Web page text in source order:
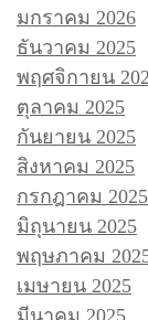
มกราคม 2026
ธันวาคม 2025
พฤศจิกายน
ตุลาคม 2025
กันยายน 2025
สิงหาคม 2025
กรกฎาคม 2025
มิถุนายน 2025
พฤษภาคม
เมษายน 2025
มีนาคม 2025